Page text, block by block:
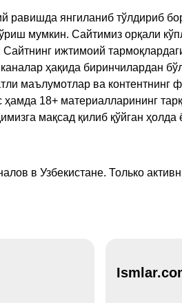
равишда янгиланиб тўлдириб
мумкин. Сайтимиз орқали
ижтимоий
ҳақида биринчилардан
маълумотлар ва контентнинг
ҳамда 18+ материалларининг
мақсад қилиб қўйган
в Узбекистане. Только